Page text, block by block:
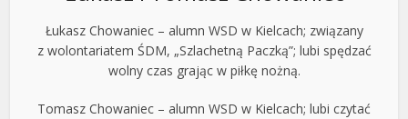
Łukasz Chowaniec – alumn WSD w Kielcach; związany
z wolontariatem ŚDM, „Szlachetną Paczką”; lubi spędzać
wolny czas grając w piłkę nożną.
Tomasz Chowaniec – alumn WSD w Kielcach; lubi czytać